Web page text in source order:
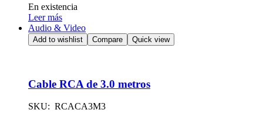
Availability:
En existencia
Leer más
Audio & Video
Add to wishlist Compare Quick view
Cable RCA de 3.0 metros
SKU: RCACA3M3